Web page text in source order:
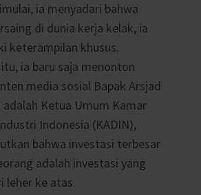
ia menyadari bahwa
di dunia kerja kelak, ia
keterampilan khusus.
ia baru saja menonton
media sosial Bapak Arsjad
adalah Ketua Umum Kamar
Indonesia (KADIN),
bahwa investasi terbesar
adalah investasi yang
leher ke atas.